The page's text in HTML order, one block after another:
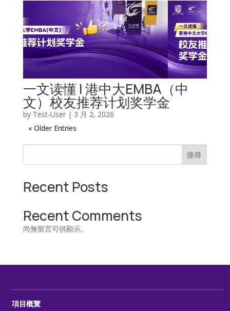
一文读懂 | 港中大EMBA（中
文）校友推荐计划奖学金
by Test-User| 3 月 2, 2026
« Older Entries
搜尋
Recent Posts
Recent Comments
尚無留言可供顯示。
項目概覽